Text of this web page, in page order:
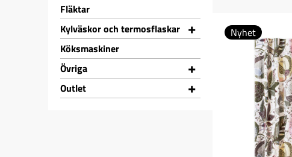
Fläktar
+
Kylväskor och termosflaskar
Köksmaskiner
+
Övriga
+
Outlet
Nyhet